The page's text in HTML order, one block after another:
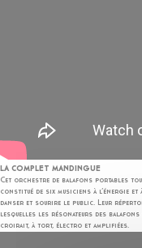
LA COMPLET MANDINGUE
Cet orchestre de balafons portables
constitué de six musiciens à l’énergie
danser et sourire le public. Leur
lesquelles les résonateurs des
croirait, à tort, électro et amplifiées.